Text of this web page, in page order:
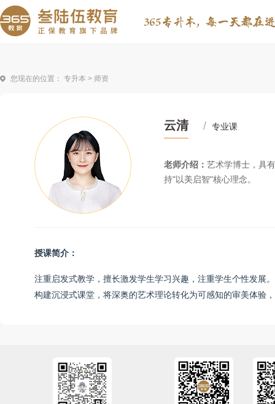
您现在的位置： 专升本 > 师资
云清 / 专业课
老师介绍： 艺术学博士，具
持"以美启智"核心理念。
授课简介：
注重启发式教学，擅长激发学生学习兴趣，注重学生个性发展
构建沉浸式课堂，将深奥的艺术理论转化为可感知的审美体验